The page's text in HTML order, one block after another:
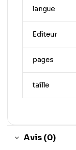
langue
Editeur
pages
taille
Avis (0)